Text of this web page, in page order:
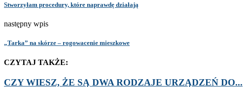
Stworzyłam procedury, które naprawdę działają
następny wpis
„Tarka” na skórze – rogowacenie mieszkowe
CZYTAJ TAKŻE:
CZY WIESZ, ŻE SĄ DWA RODZAJE URZĄDZEŃ DO...